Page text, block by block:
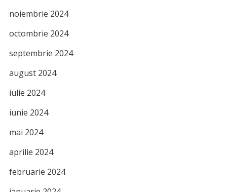
noiembrie 2024
octombrie 2024
septembrie 2024
august 2024
iulie 2024
iunie 2024
mai 2024
aprilie 2024
februarie 2024